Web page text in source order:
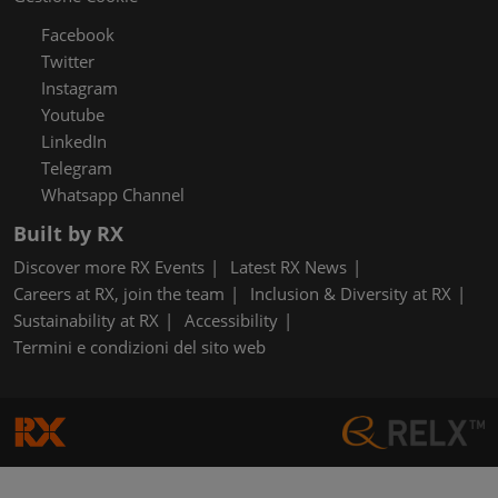
Facebook
Twitter
Instagram
Youtube
LinkedIn
Telegram
Whatsapp Channel
Built by RX
Discover more RX Events
Latest RX News
Careers at RX, join the team
Inclusion & Diversity at RX
Sustainability at RX
Accessibility
Termini e condizioni del sito web